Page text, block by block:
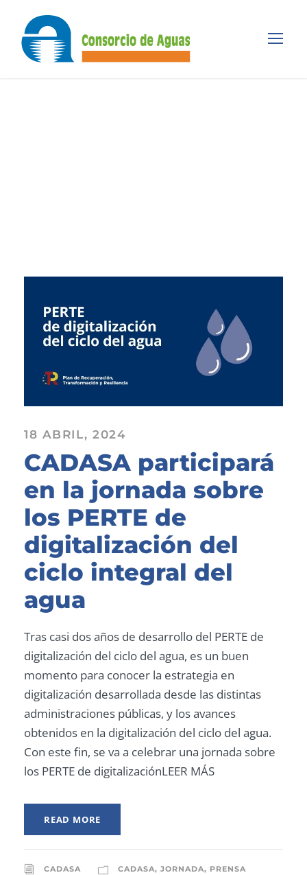
18 ABRIL, 2024
CADASA participará
en la jornada sobre
los PERTE de
digitalización del
ciclo integral del
agua
Tras casi dos años de desarrollo del PERTE de
digitalización del ciclo del agua, es un buen
momento para conocer la estrategia en
digitalización desarrollada desde las distintas
administraciones públicas, y los avances
obtenidos en la digitalización del ciclo del agua.
Con este fin, se va a celebrar una jornada sobre
los PERTE de digitalizaciónLEER MÁS
READ MORE
CADASA CADASA, JORNADA, PRENSA